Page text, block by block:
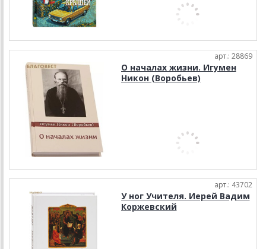
арт.: 28869
О началах жизни. Игумен
Никон (Воробьев)
арт.: 43702
У ног Учителя. Иерей Вадим
Коржевский